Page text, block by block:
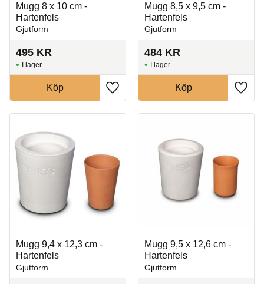
Mugg 8 x 10 cm -
Hartenfels
Gjutform
495 KR
Lägg till i favoriter
I lager
Köp
Mugg 8,5 x 9,5 cm -
Hartenfels
Gjutform
484 KR
Lägg
I lager
Köp
Mugg 9,4 x 12,3 cm -
Hartenfels
Gjutform
Mugg 9,5 x 12,6 cm -
Hartenfels
Gjutform